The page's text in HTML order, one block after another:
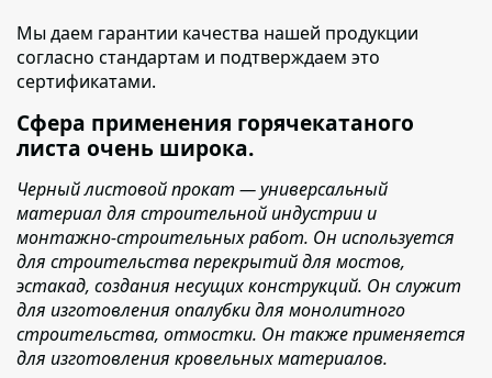
Мы даем гарантии качества нашей продукции
согласно стандартам и подтверждаем это
сертификатами.
Сфера применения горячекатаного
листа очень широка.
Черный листовой прокат — универсальный
материал для строительной индустрии и
монтажно-строительных работ. Он используется
для строительства перекрытий для мостов,
эстакад, создания несущих конструкций. Он служит
для изготовления опалубки для монолитного
строительства, отмостки. Он также применяется
для изготовления кровельных материалов.